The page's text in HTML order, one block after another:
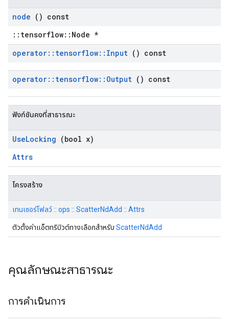
node () const
::tensorflow::Node *
operator:: tensorflow:: Input () const
operator:: tensorflow:: Output () const
ฟังก์ชันคงที่สาธารณะ
UseLocking (bool x)
Attrs
โครงสร้าง
เทนเซอร์โฟลว์ :: ops :: ScatterNdAdd :: Attrs
ตัวตั้งค่าแอ็ตทริบิวต์ทางเลือกสำหรับ ScatterNdAdd
คุณลักษณะสาธารณะ
การดำเนินการ